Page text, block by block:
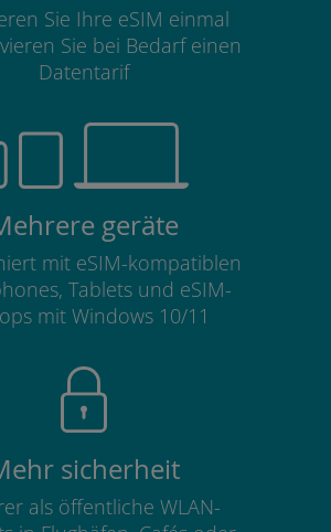
Sie Ihre eSIM einmal
Sie bei Bedarf einen
Datentarif
geräte
mit eSIM-kompatiblen
Tablets und eSIM-
mit Windows 10/11
sicherheit
als öffentliche WLAN-